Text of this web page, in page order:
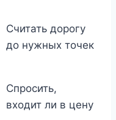
Считать дорогу
до нужных точек
Спросить,
входит ли в цену